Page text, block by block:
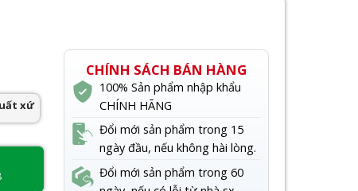
xứ
CHÍNH SÁCH BÁN HÀNG
100% Sản phẩm nhập khẩu
CHÍNH HÃNG
Đổi mới sản phẩm trong 15
ngày đầu, nếu không hài lòng.
Đổi mới sản phẩm trong 60